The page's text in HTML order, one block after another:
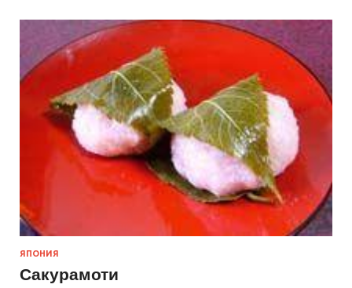
ЯПОНИЯ
Сакурамоти